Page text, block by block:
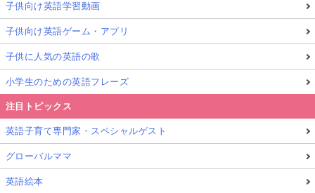
子供向け英語学習動画
子供向け英語ゲーム・アプリ
子供に人気の英語の歌
小学生のための英語フレーズ
注目トピックス
英語子育て専門家・スペシャルゲスト
グローバルママ
英語絵本